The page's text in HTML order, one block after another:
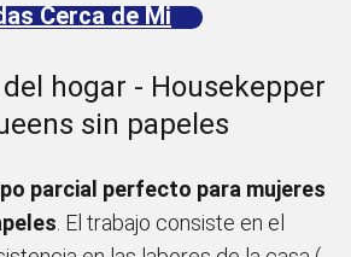
Cerca de Mi
hogar - Housekepper
sin papeles
parcial perfecto para mujeres
. El trabajo consiste en el